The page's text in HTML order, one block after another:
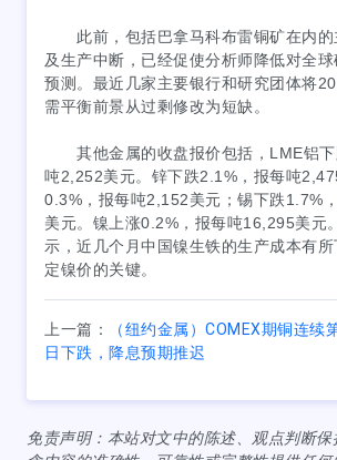
此前，包括巴拿马科布雷铜矿在内的
及生产中断，已经促使分析师降低对全
预测。最近几家主要银行和研究团体将
需平衡前景从过剩修改为短缺。
其他金属的收盘报价包括，LME铝下
吨2,252美元。锌下跌2.1%，报每吨
0.3%，报每吨2,152美元；锡下跌1.7%
美元。镍上涨0.2%，报每吨16,295美元
示，近几个月中国镍生铁的生产成本有
定镍价的关键。
上一篇：
（纽约金属）COMEX期铜连续
日下跌，降息预期推迟
免责声明：本站对文中的陈述、观点判断